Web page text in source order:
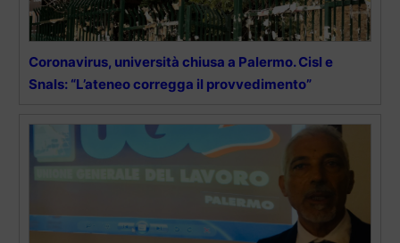
Coronavirus, università chiusa a Palermo. Cisl e
Snals: “L’ateneo corregga il provvedimento”